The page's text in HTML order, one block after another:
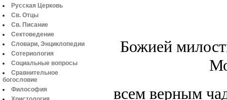
Русская Церковь
Св. Отцы
Св. Писание
Сектоведение
Словари, Энциклопедии
Сотериология
Социальные вопросы
Сравнительное
богословие
Философия
Божией
всем верным